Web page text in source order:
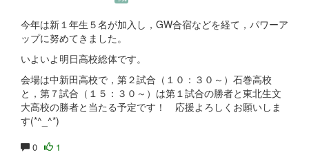
今年は新１年生５名が加入し，GW合宿などを経て，パワーア
ップに努めてきました。
いよいよ明日高校総体です。
会場は中新田高校で，第２試合（１０：３０～）石巻高校
と，第７試合（１５：３０～）は第１試合の勝者と東北生文
大高校の勝者と当たる予定です！ 応援よろしくお願いしま
す(*^_^*)
0 1